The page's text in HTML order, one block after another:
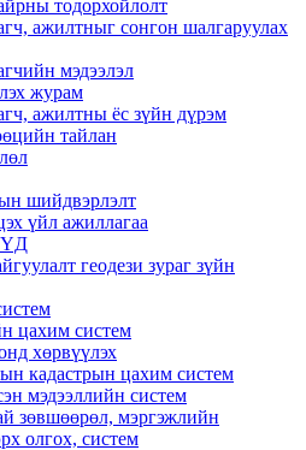
тодорхойлолт
ажилтныг сонгон шалгаруулах
мэдээлэл
журам
ажилтны ёс зүйн дүрэм
тайлан
шийдвэрлэлт
үйл ажиллагаа
геодези зураг зүйн
цахим систем
хөрвүүлэх
кадастрын цахим систем
мэдээллийн систем
зөвшөөрөл, мэргэжлийн
олгох, систем